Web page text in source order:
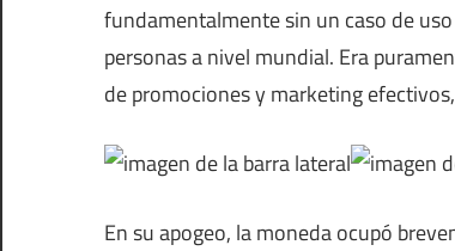
fundamentalmente sin un caso de
personas a nivel mundial. Era
de promociones y marketing
En su apogeo, la moneda ocupó